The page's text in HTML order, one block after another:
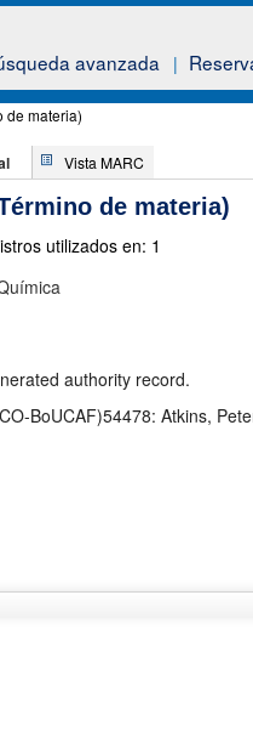
avanzada
de materia)
Vista MARC
de materia)
utilizados en: 1
authority record.
BoUCAF)54478: Atkins,